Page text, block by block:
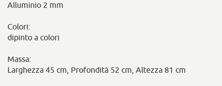
Alluminio 2 mm
Colori:
dipinto a colori
Massa:
Larghezza 45 cm, Profondità 52 cm, Altezza 81 cm